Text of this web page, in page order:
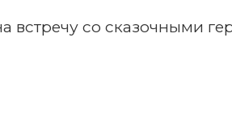
встречу со сказочными